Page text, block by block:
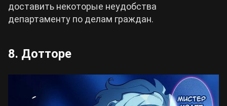
доставить некоторые неудобства
департаменту по делам граждан.
8. Дотторе